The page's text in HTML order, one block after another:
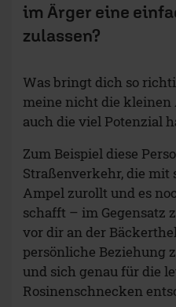
im Ärger eine
zulassen?
Was bringt dich so
meine nicht die kleinen
auch die viel Potenzial
Zum Beispiel diese
Straßenverkehr, die mit
Ampel zurollt und es
schafft – im Gegensatz
vor dir an der
persönliche Beziehung
und sich genau für die
Rosinenschnecken